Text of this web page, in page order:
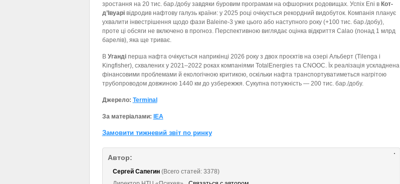
зростання на 20 тис. бар./добу завдяки буровим програмам на офшорних родовищах. Успіх Eni в Кот-
д’Івуарівідродив нафтову галузь країни: у 2025 році очікується рекордний видобуток. Компанія планує
ухвалити інвестрішення щодо фази Baleine-3 уже цього або наступного року (+100 тис. бар./добу),
проте ці обсяги не включено в прогноз. Перспективною виглядає оцінка відкриття Calao (понад 1 млрд
барелів), яка ще триває.
В Угандіперша нафта очікується наприкінці 2026 року з двох проєктів на озері Альберт (Tilenga і
Kingfisher), схвалених у 2021–2022 роках компаніями TotalEnergies та CNOOC. Їх реалізація ускладнена
фінансовими проблемами й екологічною критикою, оскільки нафта транспортуватиметься нагрітою
трубопроводом довжиною 1440 км до узбережжя. Сукупна потужність — 200 тис. бар./добу.
Джерело: Terminal
За матеріалами: IEA
Замовити тижневий звіт по ринку
Автор:
Сергей Сапегин(Всего статей: 3378)